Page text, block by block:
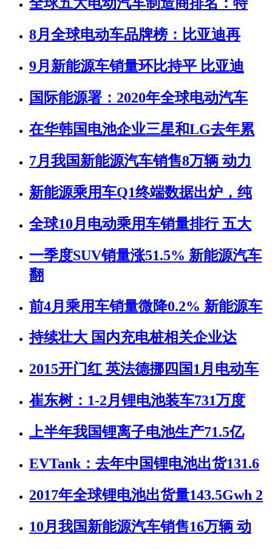
全球五大电动汽车制造商排名：特
8月全球电动车品牌榜：比亚迪再
9月新能源车销量环比持平 比亚迪
国际能源署：2020年全球电动汽车
在华韩国电池企业三星和LG去年累
7月我国新能源汽车销售8万辆 动力
新能源乘用车Q1终端数据出炉，纯
全球10月电动乘用车销量排行 五大
一季度SUV销量涨51.5% 新能源汽车
翻
前4月乘用车销量微降0.2% 新能源车
持续壮大 国内充电桩相关企业达
2015开门红 英法德挪四国1月电动车
崔东树：1-2月锂电池装车731万度
上半年我国锂离子电池生产71.5亿
EVTank：去年中国锂电池出货131.6
2017年全球锂电池出货量143.5Gwh 2
10月我国新能源汽车销售16万辆 动